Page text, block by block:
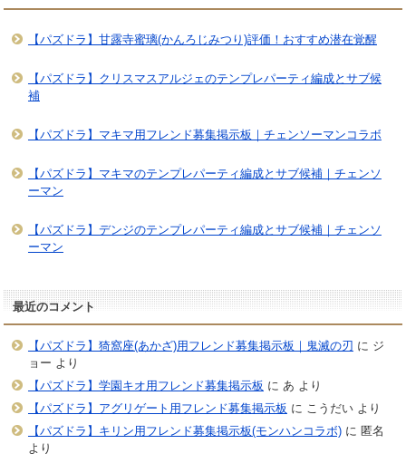
【パズドラ】甘露寺蜜璃(かんろじみつり)評価！おすすめ潜在覚醒
【パズドラ】クリスマスアルジェのテンプレパーティ編成とサブ候
補
【パズドラ】マキマ用フレンド募集掲示板｜チェンソーマンコラボ
【パズドラ】マキマのテンプレパーティ編成とサブ候補｜チェンソ
ーマン
【パズドラ】デンジのテンプレパーティ編成とサブ候補｜チェンソ
ーマン
最近のコメント
【パズドラ】猗窩座(あかざ)用フレンド募集掲示板｜鬼滅の刃 に ジ
ョー より
【パズドラ】学園キオ用フレンド募集掲示板 に あ より
【パズドラ】アグリゲート用フレンド募集掲示板 に こうだいより
【パズドラ】キリン用フレンド募集掲示板(モンハンコラボ)に 匿名
より